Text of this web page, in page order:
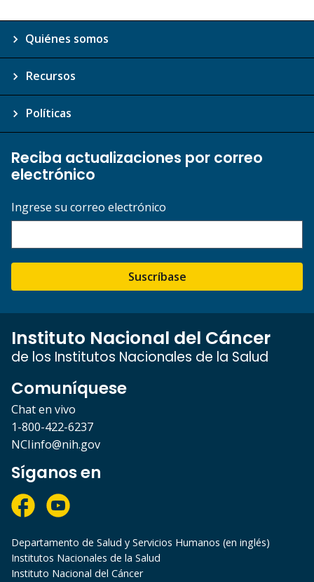
Quiénes somos
Recursos
Políticas
Reciba actualizaciones por correo
electrónico
Ingrese su correo electrónico
Suscríbase
Instituto Nacional del Cáncer
de los Institutos Nacionales de la Salud
Comuníquese
Chat en vivo
1-800-422-6237
NCIinfo@nih.gov
Síganos en
Departamento de Salud y Servicios Humanos (en inglés)
Institutos Nacionales de la Salud
Instituto Nacional del Cáncer